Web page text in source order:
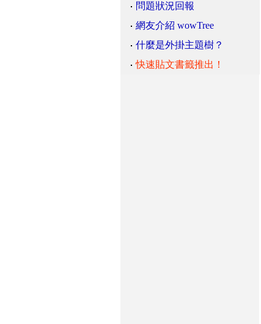
問題狀況回報
網友介紹 wowTree
什麼是外掛主題樹？
快速貼文書籤推出！